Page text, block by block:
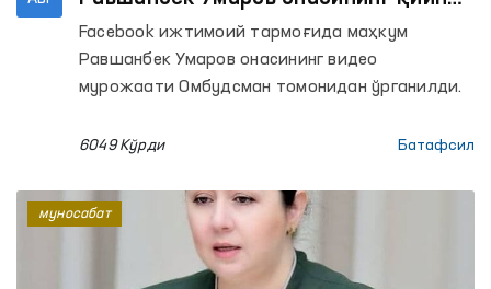
бўйича видео мурожаати ўрганилди
– Омбудсман
Facеbook ижтимоий тармоғида маҳкум
Равшанбек Умаров онасининг видео
мурожаати Омбудсман томонидан ўрганилди.
6049 Кўрди Батафсил
муносабат